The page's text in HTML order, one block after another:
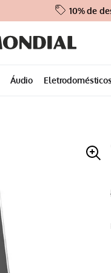
10% de
Áudio